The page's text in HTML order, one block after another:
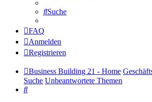
Suche
FAQ
Anmelden
Registrieren
Business Building 21 - Home
Suche Unbeantwortete Themen
Suche